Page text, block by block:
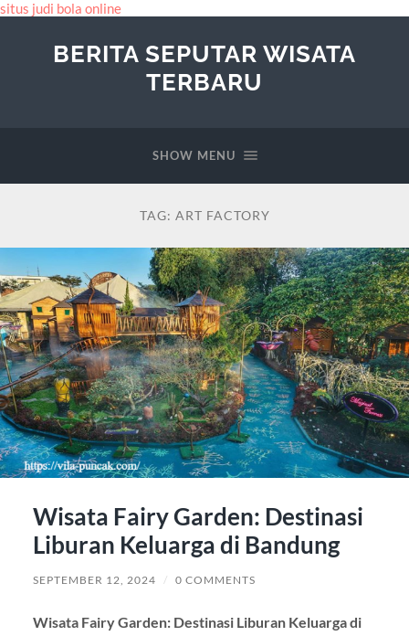
situs judi bola online
BERITA SEPUTAR WISATA
TERBARU
SHOW MENU
TAG: ART FACTORY
Wisata Fairy Garden: Destinasi
Liburan Keluarga di Bandung
SEPTEMBER 12, 2024 / 0 COMMENTS
Wisata Fairy Garden: Destinasi Liburan Keluarga di